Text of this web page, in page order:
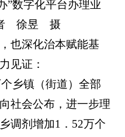
”数字化平台办理业
徐昱 摄
也深化治本赋能基
见证：
乡镇（街道）全部
社会公布，进一步理
调剂增加1．52万个